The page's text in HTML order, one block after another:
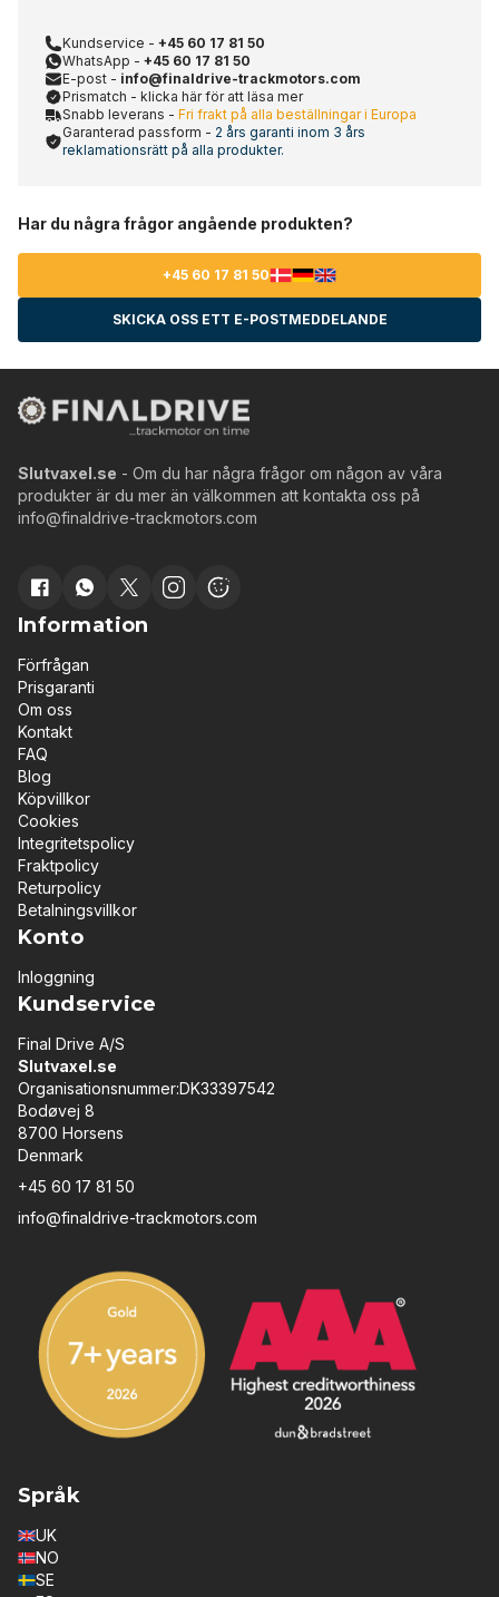
Kundservice - +45 60 17 81 50
WhatsApp - +45 60 17 81 50
E-post - info@finaldrive-trackmotors.com
Prismatch - klicka här för att läsa mer
Snabb leverans - Fri frakt på alla beställningar i Europa
Garanterad passform - 2 års garanti inom 3 års
reklamationsrätt på alla produkter.
Har du några frågor angående produkten?
+45 60 17 81 50
SKICKA OSS ETT E-POSTMEDDELANDE
Slutvaxel.se - Om du har några frågor om någon av våra
produkter är du mer än välkommen att kontakta oss på
info@finaldrive-trackmotors.com
Information
Förfrågan
Prisgaranti
Om oss
Kontakt
FAQ
Blog
Köpvillkor
Cookies
Integritetspolicy
Fraktpolicy
Returpolicy
Betalningsvillkor
Konto
Inloggning
Kundservice
Final Drive A/S
Slutvaxel.se
Organisationsnummer:DK33397542
Bodøvej 8
8700 Horsens
Denmark
+45 60 17 81 50
info@finaldrive-trackmotors.com
Språk
UK
NO
SE